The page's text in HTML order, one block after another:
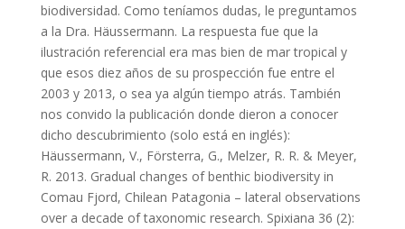
biodiversidad. Como teníamos dudas, le preguntamos
a la Dra. Häussermann. La respuesta fue que la
ilustración referencial era mas bien de mar tropical y
que esos diez años de su prospección fue entre el
2003 y 2013, o sea ya algún tiempo atrás. También
nos convido la publicación donde dieron a conocer
dicho descubrimiento (solo está en inglés):
Häussermann, V., Försterra, G., Melzer, R. R. & Meyer,
R. 2013. Gradual changes of benthic biodiversity in
Comau Fjord, Chilean Patagonia – lateral observations
over a decade of taxonomic research. Spixiana 36 (2):